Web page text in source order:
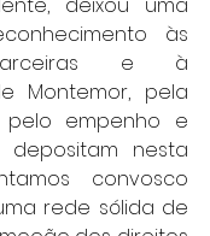
às
e à
Montemor, pela
pelo empenho e
nesta
convosco
rede sólida de